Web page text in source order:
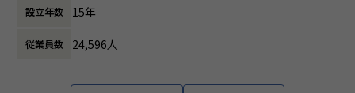
【募集概要】
搬送設備・工作機械・産業ロボットなどの保全業務をご担当
に渡ります。いわゆる技術者派遣と呼ばれ
設立年数 15年
従業員数 24,596人